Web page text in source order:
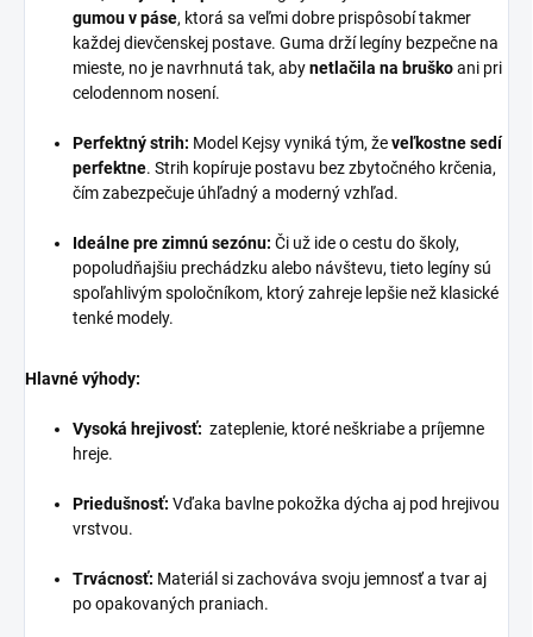
gumou v páse, ktorá sa veľmi dobre prispôsobí takmer
každej dievčenskej postave. Guma drží legíny bezpečne na
mieste, no je navrhnutá tak, abynetlačila na bruškoani pri
celodennom nosení.
Perfektný strih: Model Kejsy vyniká tým, ževeľkostne sedí
perfektne. Strih kopíruje postavu bez zbytočného krčenia,
čím zabezpečuje úhľadný a moderný vzhľad.
Ideálne pre zimnú sezónu: Či už ide o cestu do školy,
popoludňajšiu prechádzku alebo návštevu, tieto legíny sú
spoľahlivým spoločníkom, ktorý zahreje lepšie než klasické
tenké modely.
Hlavné výhody:
Vysoká hrejivosť: zateplenie, ktoré neškriabe a príjemne
hreje.
Priedušnosť: Vďaka bavlne pokožka dýcha aj pod hrejivou
vrstvou.
Trvácnosť: Materiál si zachováva svoju jemnosť a tvar aj
po opakovaných praniach.